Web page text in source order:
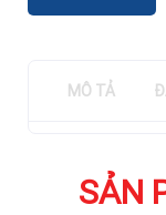
MÔ TẢ
SẢN